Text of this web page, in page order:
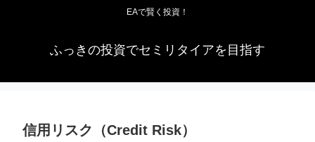
EAで賢く投資！
ふっきの投資でセミリタイアを目指す
信用リスク（Credit Risk）